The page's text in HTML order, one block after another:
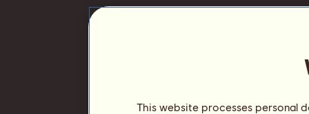
This website processes personal